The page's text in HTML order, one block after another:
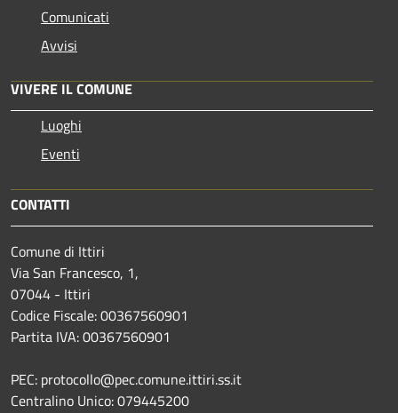
Comunicati
Avvisi
VIVERE IL COMUNE
Luoghi
Eventi
CONTATTI
Comune di Ittiri
Via San Francesco, 1,
07044 - Ittiri
Codice Fiscale: 00367560901
Partita IVA: 00367560901
PEC: protocollo@pec.comune.ittiri.ss.it
Centralino Unico: 079445200